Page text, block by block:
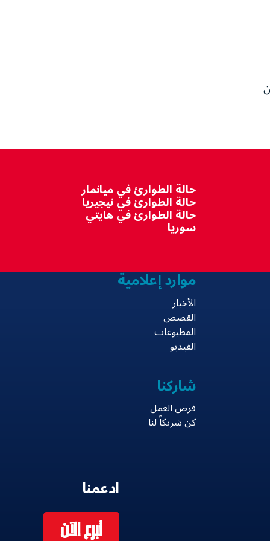
حالة الطوارئ في ميانمار
حالة الطوارئ في نيجيريا
حالة الطوارئ في هايتي
سوريا
موارد إعلامية
الأخبار
القصص
المطبوعات
الفيديو
شاركنا
فرص العمل
كن شريكاً لنا
ادعمنا
تبرع الآن